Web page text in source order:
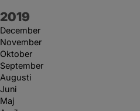
År:
2019
December
November
Oktober
September
Augusti
Juni
Maj